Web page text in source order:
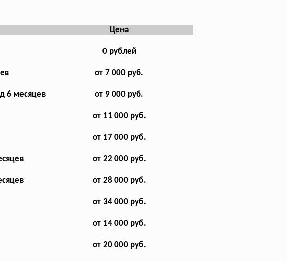
Цена
0 рублей
от 7 000 руб.
6 месяцев от 9 000 руб.
от 11 000 руб.
от 17 000 руб.
от 22 000 руб.
от 28 000 руб.
от 34 000 руб.
от 14 000 руб.
от 20 000 руб.